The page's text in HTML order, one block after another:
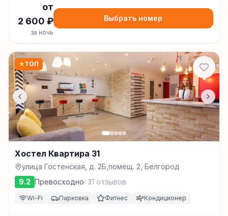
от
2 600 ₽
за ночь
Выбрать номер
★ТОП
Хостел Квартира 31
улица Гостенская, д. 2Б,помещ. 2, Белгород
9.2 Превосходно· 31 отзывов
Wi-Fi Парковка Фитнес Кондиционер